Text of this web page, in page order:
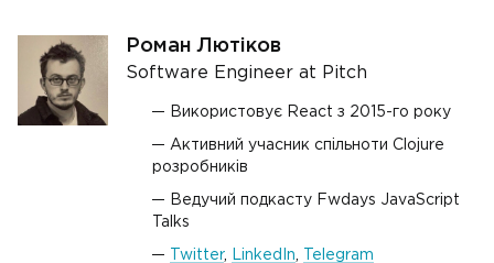
Роман Лютіков
Software Engineer at Pitch
Використовує React з 2015-го року
Активний учасник спільноти Clojure
розробників
Ведучий подкасту Fwdays JavaScript
Talks
Twitter, LinkedIn Telegram